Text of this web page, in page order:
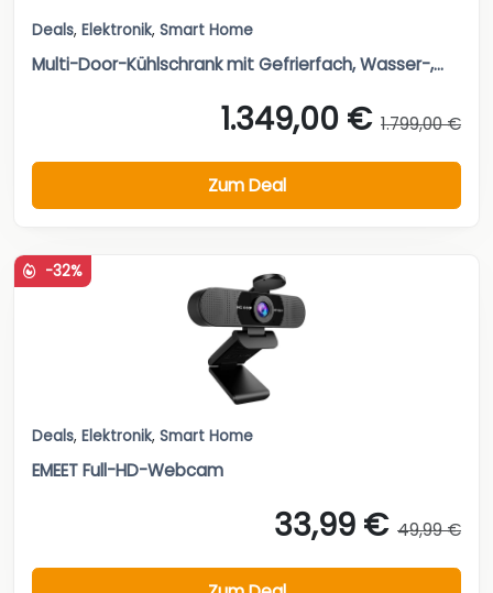
Deals, Elektronik, Smart Home
Multi-Door-Kühlschrank mit Gefrierfach, Wasser-,...
1.349,00 € 1.799,00 €
Zum Deal
-32%
Deals, Elektronik, Smart Home
EMEET Full-HD-Webcam
33,99 € 49,99 €